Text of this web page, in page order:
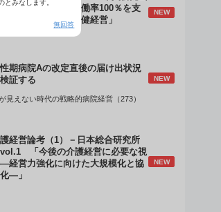
理事長 「驚異の稼働率100％を支
る『顧客目線』の老健経営」
NEW
期病院Aの改定直後の届け出状況
証する
NEW
見えない時代の戦略的病院経営（273）
経営論考（1）－日本総合研究所
「今後の介護経営に必要な視
経営力強化に向けた大規模化と協
―」
NEW
みなします。
無回答